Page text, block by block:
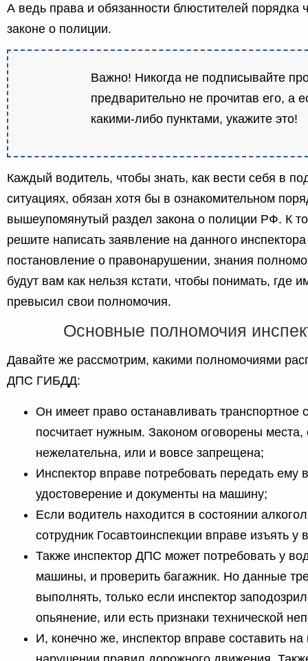
А ведь права и обязанности блюстителей порядка
законе о полиции.
Важно! Никогда не подписывайте
предварительно не прочитав его, а
какими-либо пунктами, укажите это!
Каждый водитель, чтобы знать, как вести себя в
ситуациях, обязан хотя бы в ознакомительном
вышеупомянутый раздел закона о полиции РФ. К
решите написать заявление на данного
постановление о правонарушении, знания
будут вам как нельзя кстати, чтобы понимать, где
превысил свои полномочия.
Основные полномочия
Давайте же рассмотрим, какими полномочиями
ДПС ГИБДД:
Он имеет право останавливать транспортное
посчитает нужным. Законом оговорены места,
нежелательна, или и вовсе запрещена;
Инспектор вправе потребовать передать ему
удостоверение и документы на машину;
Если водитель находится в состоянии
сотрудник Госавтоинспекции вправе изъять у
Также инспектор ДПС может потребовать у
машины, и проверить багажник. Но данные
выполнять, только если инспектор
опьянение, или есть признаки технической
И, конечно же, инспектор вправе составить на